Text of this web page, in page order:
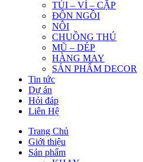
TÚI – VÍ – CẶP
ĐÔN NGỒI
NÔI
CHUỒNG THÚ
MŨ – DÉP
HÀNG MAY
SẢN PHẨM DECOR
Tin tức
Dự án
Hỏi đáp
Liên Hệ
Trang Chủ
Giới thiệu
Sản phẩm